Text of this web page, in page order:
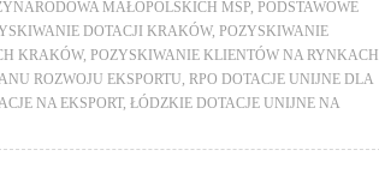
MAŁOPOLSKICH MŚP PODSTAWOWE
DOTACJI KRAKÓW, POZYSKIWANIE
KRAKÓW, POZYSKIWANIE KLIENTÓW NA RYNKACH
ROZWOJU EKSPORTU RPO DOTACJE UNIJNE DLA
NA EKSPORT, ŁÓDZKIE DOTACJE UNIJNE NA